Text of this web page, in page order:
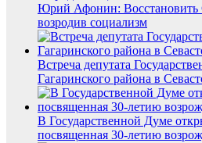
Юрий Афонин:
возродив социализм
Встреча депутата
Гагаринского района в
В Государственной Думе
посвященная 30-летию